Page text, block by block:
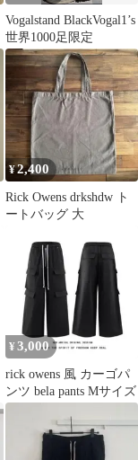
Vogalstand BlackVogal1’s
世界1000足限定
¥2,400
Rick Owens drkshdw ト
ートバッグ 大
¥ 3,000
rick owens 風 カーゴパ
ンツ bela pants Mサイズ